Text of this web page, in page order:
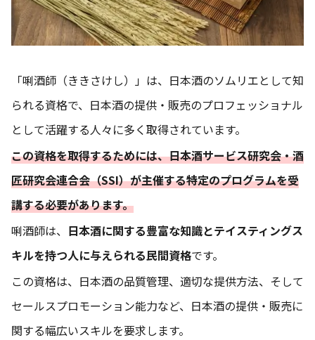
「唎酒師（ききさけし）」は、日本酒のソムリエとして知
られる資格で、日本酒の提供・販売のプロフェッショナル
として活躍する人々に多く取得されています。
この資格を取得するためには、日本酒サービス研究会・酒
匠研究会連合会（SSI）が主催する特定のプログラムを受
講する必要があります。
唎酒師は、 日本酒に関する豊富な知識とテイスティングス
キルを持つ人に与えられる民間資格です。
この資格は、日本酒の品質管理、適切な提供方法、そして
セールスプロモーション能力など、日本酒の提供・販売に
関する幅広いスキルを要求します。